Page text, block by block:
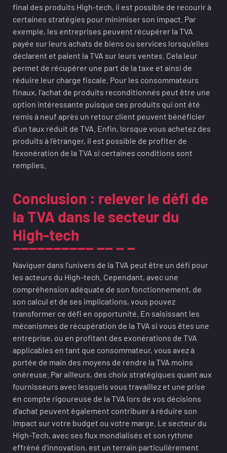
final des produits High-tech, il est possible de recourir à
certaines stratégies pour minimiser son impact. Par
exemple, les entreprises peuvent récupérer la TVA
payée sur leurs achats de biens ou services lorsqu’elles
déclarent et paient la TVA sur leurs ventes. Cela leur
permet de récupérer une part de la taxe et ainsi de
réduire leur charge fiscale. Pour les consommateurs
finaux, l’achat de produits reconditionnés peut être une
option intéressante puisque ces produits qui ont été
remis à neuf après un retour client peuvent bénéficier
d’un taux réduit de TVA. Enfin, lorsque vous achetez des
produits à l’étranger, il est possible de profiter de
l’exonération de la TVA si certaines conditions sont
remplies.
Conclusion : relever le défi de
la TVA dans le secteur du
High-tech
Naviguer dans l’univers de la TVA peut être un défi pour
les acteurs du High-tech. Cependant, avec une
compréhension adéquate de son fonctionnement, de
son calcul et de ses implications, vous pouvez
transformer ce défi en opportunité. En saisissant les
mécanismes de récupération de la TVA si vous êtes une
entreprise, ou en profitant des exonérations de TVA
applicables en tant que consommateur, vous avez à
portée de main des moyens de rendre la TVA moins
onéreuse. Par ailleurs, des choix stratégiques quant aux
fournisseurs avec lesquels vous travaillez et une prise
en compte rigoureuse de la TVA lors de vos décisions
d’achat peuvent également contribuer à réduire son
impact sur votre budget ou votre marge. Le secteur du
High-Tech, avec ses flux mondialisés et son rythme
effréné d’innovation, est un terrain particulièrement